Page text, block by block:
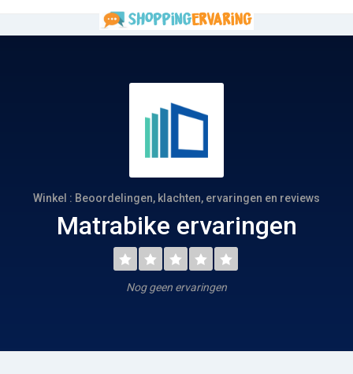
Winkel : Beoordelingen, klachten, ervaringen en reviews
Matrabike ervaringen
Nog geen ervaringen